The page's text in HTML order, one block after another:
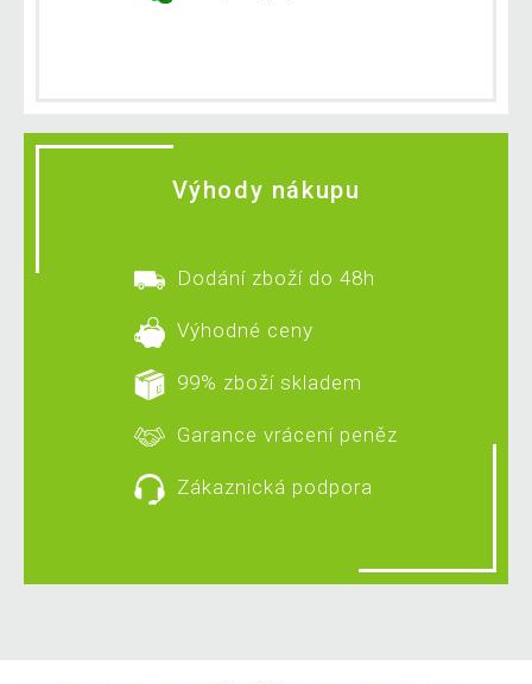
Výhody nákupu
Dodání zboží do 48h
Výhodné ceny
99% zboží skladem
Garance vrácení peněz
Zákaznická podpora